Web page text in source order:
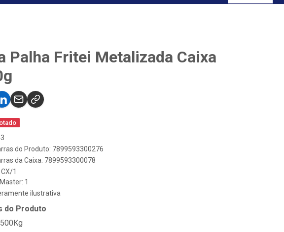
Palha Fritei Metalizada Caixa
do Produto: 7899593300276
da Caixa: 7899593300078
1
1
ilustrativa
do Produto